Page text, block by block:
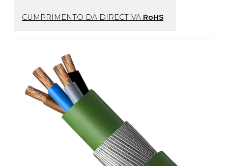
CUMPRIMENTO DA DIRECTIVA RoHS